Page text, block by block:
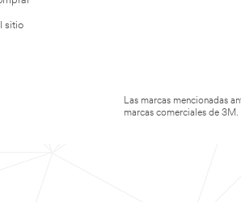
sitio
Las marcas mencionadas
marcas comerciales de 3M.